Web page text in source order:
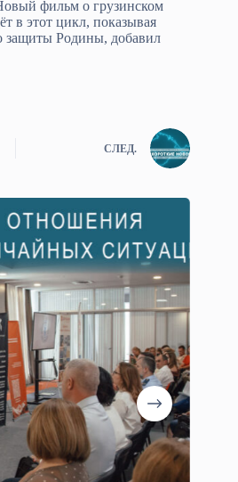
фильм о грузинском
в этот цикл, показывая
защиты Родины, добавил
СЛЕД.